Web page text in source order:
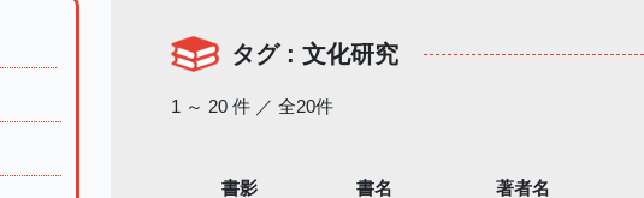
タグ : 文化研究
1 ～ 20 件 ／ 全20件
書影 書名 著者名